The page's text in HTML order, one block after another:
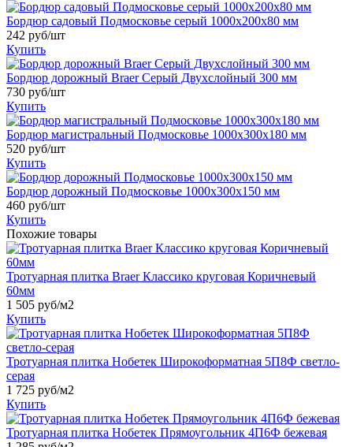
Бордюр садовый Подмосковье серый 1000x200x80 мм
242 руб/шт
Купить
Бордюр дорожный Braer Серый Двухслойный 300 мм
730 руб/шт
Купить
Бордюр магистральный Подмосковье 1000x300x180 мм
520 руб/шт
Купить
Бордюр дорожный Подмосковье 1000x300x150 мм
460 руб/шт
Купить
Похожие товары
Тротуарная плитка Braer Классико круговая Коричневый
60мм
1 505 руб/м2
Купить
Тротуарная плитка Нобетек Широкоформатная 5П8Ф светло-
серая
1 725 руб/м2
Купить
Тротуарная плитка Нобетек Прямоугольник 4П6Ф бежевая